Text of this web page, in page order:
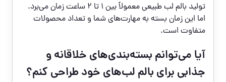
تولید بالم لب طبیعی معمولاً بین 1 تا 2 ساعت زمان می‌برد.
اما این زمان بسته به مهارت‌های شما و تعداد محصولات
متفاوت است.
آیا می‌توانم بسته‌بندی‌های خلاقانه و
جذابی برای بالم لب‌های خود طراحی کنم؟